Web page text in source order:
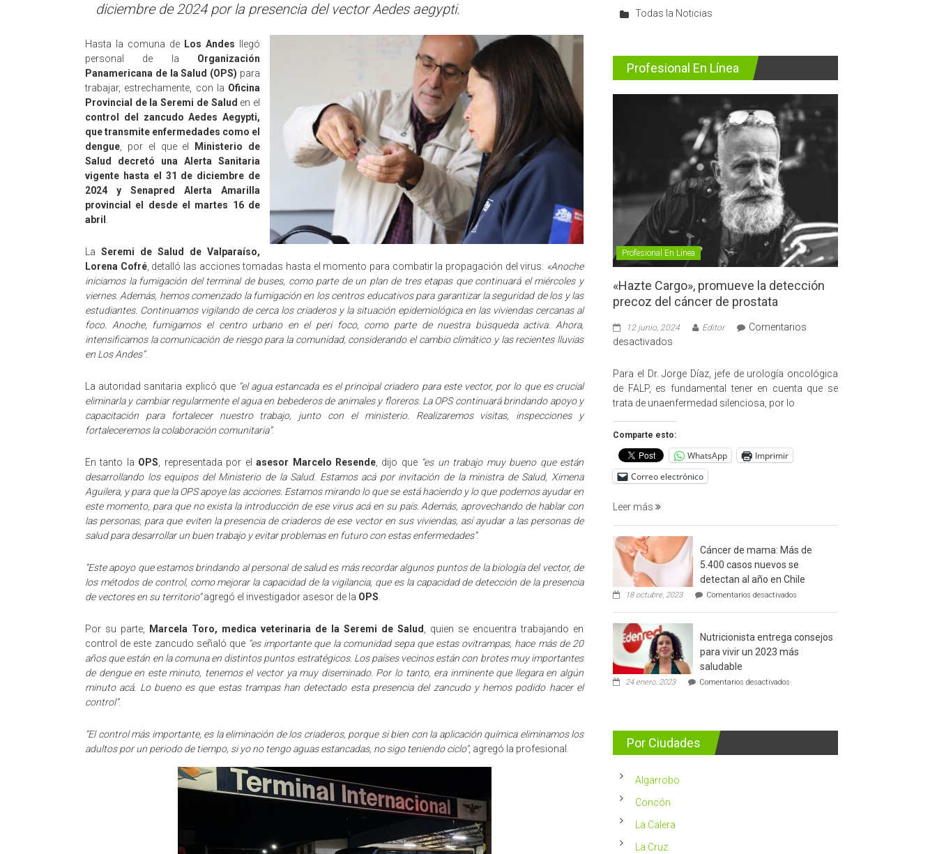
diciembre de 2024 por la presencia del vector Aedes aegypti.
Hasta la comuna de Los Andes llegó
personal de la Organización
Panamericana de la Salud (OPS) para
trabajar, estrechamente, con la Oficina
Provincial de la Seremi de Salud en el
control del zancudo Aedes Aegypti,
que transmite enfermedades como el
dengue , por el que el
Ministerio de
Salud decretó una Alerta Sanitaria
vigente hasta el 31 de diciembre de
2024 y Senapred Alerta Amarilla
provincial el desde el martes 16 de
abril
La Seremi de Salud de Valparaíso,
Lorena Cofré, detalló las acciones tomadas hasta el momento para combatir la propagación del virus: «Anoche
iniciamos la fumigación del terminal de buses, como parte de un plan de tres etapas que continuará el miércoles y
viernes. Además, hemos comenzado la fumigación en los centros educativos para garantizar la seguridad de los y las
estudiantes. Continuamos vigilando de cerca los criaderos y la situación epidemiológica en las viviendas cercanas al
foco. Anoche, fumigamos el centro urbano en el peri foco, como parte de nuestra búsqueda activa. Ahora,
intensificamos la comunicación de riesgo para la comunidad, considerando el cambio climático y las recientes lluvias
en Los Andes”.
La autoridad sanitaria explicó que “el agua estancada es el principal criadero para este vector, por lo que es crucial
eliminarla y cambiar regularmente el agua en bebederos de animales y floreros. La OPS continuará brindando apoyo y
capacitación para fortalecer nuestro trabajo, junto con el ministerio. Realizaremos visitas, inspecciones y
fortaleceremos la colaboración comunitaria”.
En tanto la OPS , representada por elasesor Marcelo Resende , dijo que “es un trabajo muy bueno que están
desarrollando los equipos del Ministerio de la Salud. Estamos acá por invitación de la ministra de Salud, Ximena
Aguilera, y para que la OPS apoye las acciones. Estamos mirando lo que se está haciendo y lo que podemos ayudar en
este momento, para que no exista la introducción de ese virus acá en su país. Además, aprovechando de hablar con
las personas, para que eviten la presencia de criaderos de ese vector en sus viviendas, así ayudar a las personas de
salud para desarrollar un buen trabajo y evitar problemas en futuro con estas enfermedades”.
“Este apoyo que estamos brindando al personal de salud es más recordar algunos puntos de la biología del vector, de
los métodos de control, como mejorar la capacidad de la vigilancia, que es la capacidad de detección de la presencia
de vectores en su territorio”agregó el investigador asesor de la OPS
Por su parte, Marcela Toro, medica veterinaria de la Seremi de Salud
, quien se encuentra trabajando en
control de este zancudo señaló que “es importante que la comunidad sepa que estas ovitrampas, hace más de 20
años que están en la comuna en distintos puntos estratégicos. Los países vecinos están con brotes muy importantes
de dengue en este minuto, tenemos el vector ya muy diseminado. Por lo tanto, era inminente que llegara en algún
minuto acá. Lo bueno es que estas trampas han detectado esta presencia del zancudo y hemos podido hacer el
control”.
“El control más importante, es la eliminación de los criaderos, porque si bien con la aplicación química eliminamos los
adultos por un periodo de tiempo, si yo no tengo aguas estancadas, no sigo teniendo ciclo”, agregó la profesional.
Todas la Noticias
Profesional En Línea
Profesional En Línea
«Hazte Cargo», promueve la detección
precoz del cáncer de prostata
12 junio, 2024 Editor
Comentarios
desactivados
Cargo»,
promueve
la
cáncer
de
prostata
Para el Dr. Jorge Díaz, jefe de urología oncológica
de FALP, es fundamental tener en cuenta que se
trata de unaenfermedad silenciosa, por lo
Comparte esto:
WhatsApp
Imprimir
Correo electrónico
Leer más
Cáncer de mama: Más de
5.400 casos nuevos se
detectan al año en Chile
18 octubre, 2023 Comentarios desactivados
de
Más
Nutricionista entrega consejos
para vivir un 2023 más
saludable
24 enero, 2023 Comentarios desactivados
2023
Por Ciudades
Algarrobo
Concón
La Calera
La Cruz